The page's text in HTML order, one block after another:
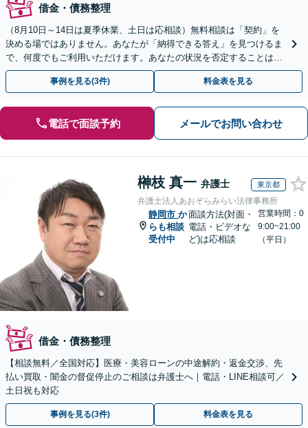
借金・債務整理
（8月10日～14日は夏季休業、土日は応相談）無料相談は「契約」を
決める場ではありません。あなたが「納得できる答え」を見つけるま
で、何度でもご利用いただけます。あなたの状況を否定することは、
決してありません。どうぞ、ご安心ください。
事例を見る(3件) 料金表を見る
電話で面談予約 メールでお問い合わせ
榊枝 真一 弁護士 東京都
弁護士法人あおぞらみらい法律事務所
静岡市 か
らも相談
受付中
面談方法(対面・
電話・ビデオな
ど)は応相談
営業時間：0
9:00~21:00
（平日）
借金・債務整理
【相談無料／全国対応】医療・美容ローンの中途解約・返金交渉、先
払い買取・闇金の督促停止のご相談は弁護士へ｜電話・LINE相談可／
土日祝も対応
事例を見る(3件) 料金表を見る